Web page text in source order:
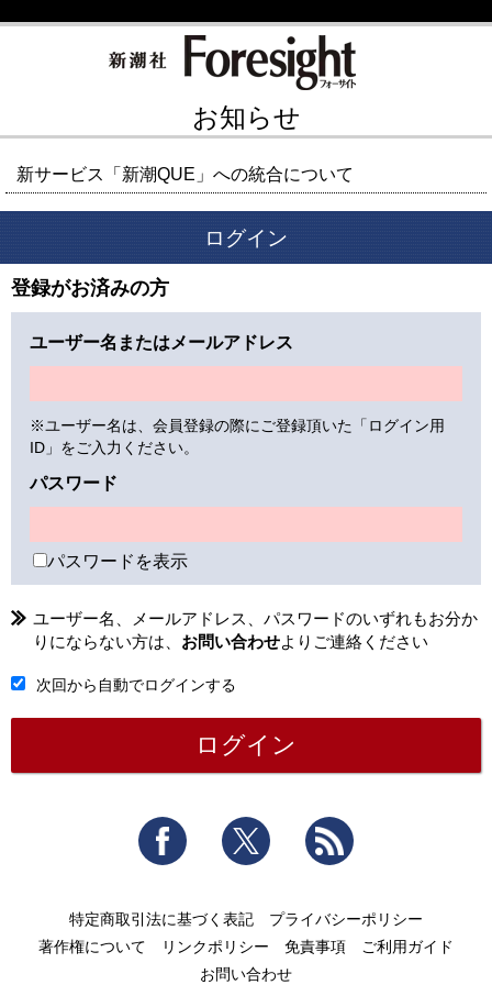
お知らせ
新サービス「新潮QUE」への統合について
ログイン
登録がお済みの方
ユーザー名またはメールアドレス
※ユーザー名は、会員登録の際にご登録頂いた「ログイン用
ID」をご入力ください。
パスワード
パスワードを表示
ユーザー名、メールアドレス、パスワードのいずれもお分か
りにならない方は、 お問い合わせよりご連絡ください
次回から自動でログインする
Facebook Twitter
特定商取引法に基づく表記
プライバシーポリシー
著作権について
リンクポリシー 免責事項
ご利用ガイド
お問い合わせ